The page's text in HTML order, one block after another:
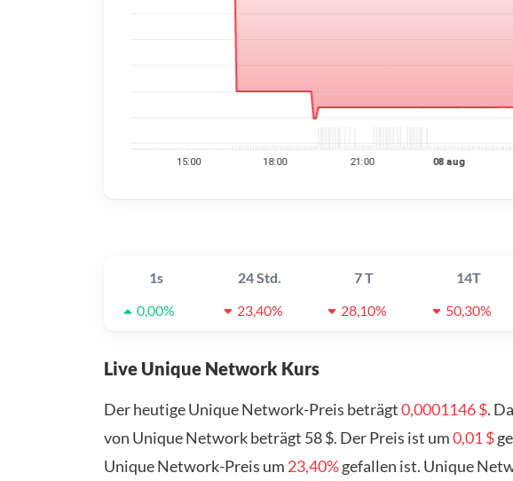
1s 24 Std. 7 T 14T
0,00%
23,40% 28,10% 50,30%
Live Unique Network Kurs
Der heutige Unique Network-Preis beträgt0,0001146 $.
von Unique Network beträgt 58 $. Der Preis ist um0,01 $
Unique Network-Preis um 23,40%gefallen ist. Unique